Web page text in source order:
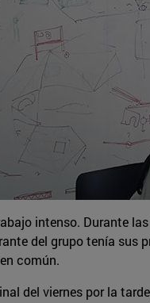
intenso. Durante
del grupo tenía sus
común.
del viernes por la